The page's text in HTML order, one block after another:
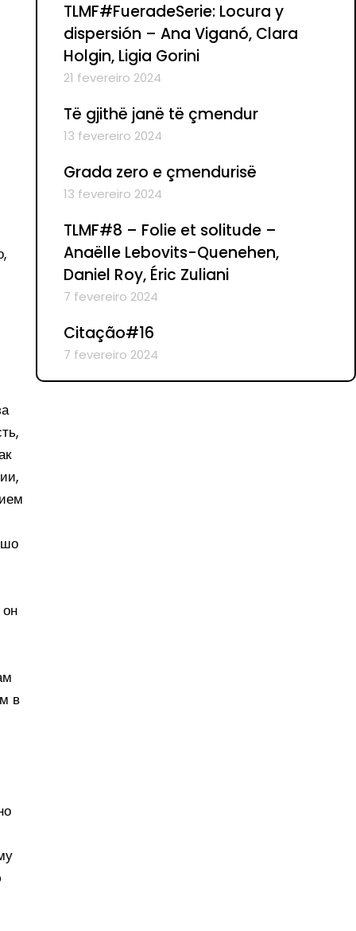
в
TLMF#FueradeSerie: Locura y
dispersión – Ana Viganó, Clara
Holgin, Ligia Gorini
21 fevereiro 2024
Të gjithë janë të çmendur
13 fevereiro 2024
Grada zero e çmendurisë
13 fevereiro 2024
TLMF#8 – Folie et solitude –
Anaëlle Lebovits-Quenehen,
Daniel Roy, Éric Zuliani
7 fevereiro 2024
Citação#16
7 fevereiro 2024